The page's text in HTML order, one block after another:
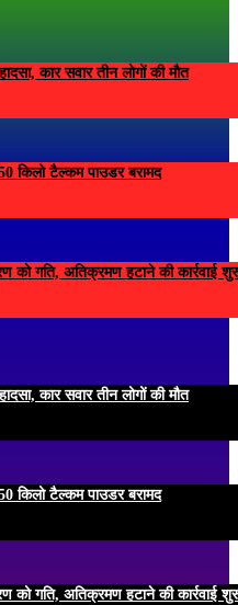
कार सवार तीन लोगों की मौत
किलो टैल्कम पाउडर बरामद
को गति, अतिक्रमण हटाने की कार्रवाई
कार सवार तीन लोगों की मौत
किलो टैल्कम पाउडर बरामद
को गति, अतिक्रमण हटाने की कार्रवाई